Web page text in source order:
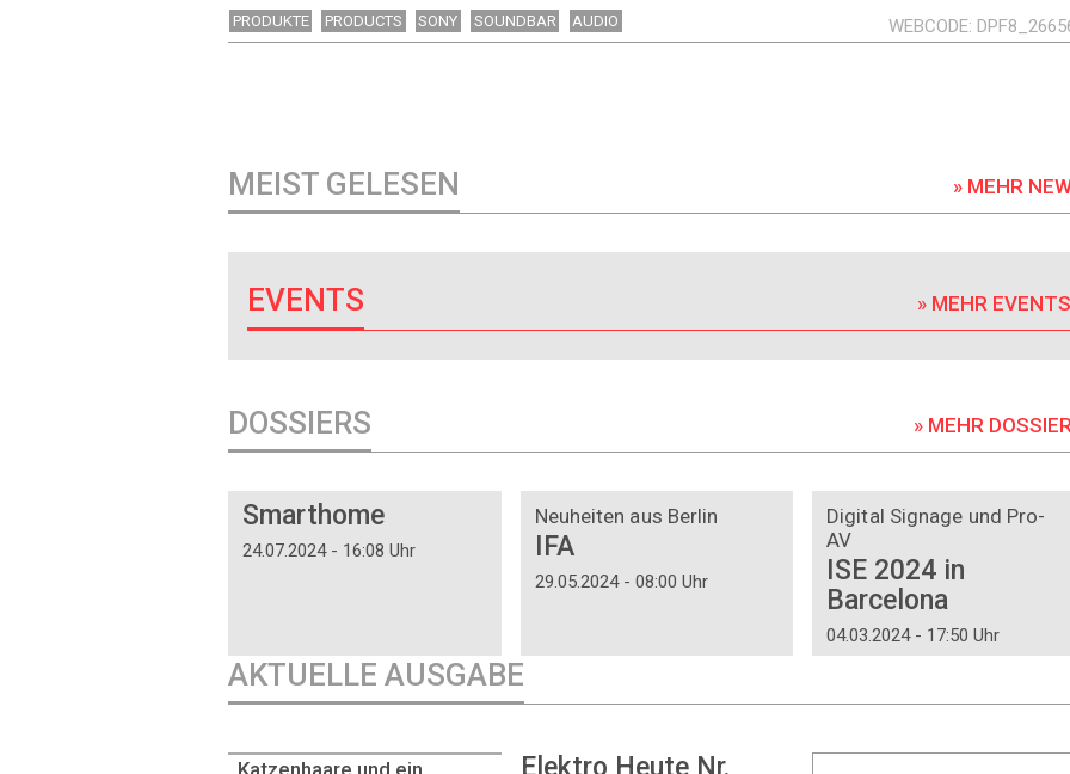
PRODUKTE PRODUCTS SONY SOUNDBAR AUDIO WEBCODE
MEIST GELESEN » MEHR
EVENTS » MEHR EVENTS
DOSSIERS » MEHR
Smarthome
24.07.2024 - 16:08 Uhr
Neuheiten aus Berlin
IFA
29.05.2024 - 08:00 Uhr
Digital Signage und Pro-
AV
ISE 2024 in
Barcelona
04.03.2024 - 17:50 Uhr
AKTUELLE AUSGABE